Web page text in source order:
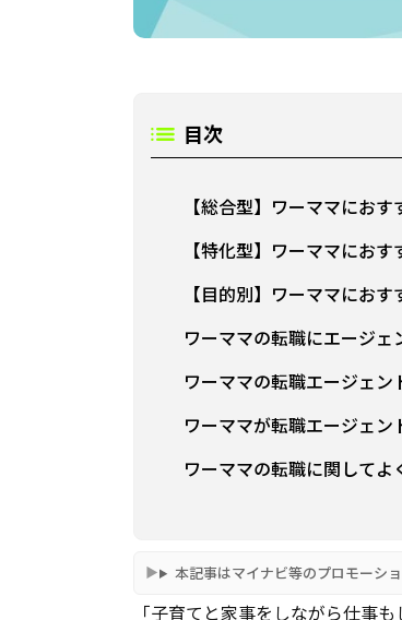
目次
【総合型】ワーママにお
【特化型】ワーママにお
【目的別】ワーママにお
ワーママの転職にエージェ
ワーママの転職エージェン
ワーママが転職エージェン
ワーママの転職に関してよ
本記事はマイナビ等のプロモーシ
「子育てと家事をしながら仕事